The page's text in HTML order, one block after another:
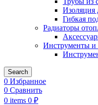
Изоляция
Гибкая
Радиаторы
Инструменты и
Search
0 Избранное
0 Сравнить
0 items 0 ₽